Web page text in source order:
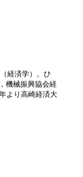
経済学）。ひ
機械振興協会経
より高崎経済大